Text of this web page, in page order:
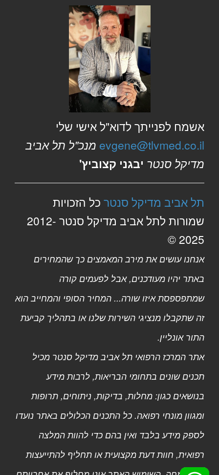
אשמח לפנייתך לדוא"ל אישי שלי
evgene@tlvmed.co.il מנכ"ל תל אביב
מדיקל סנטר יבגני קצוביץ'
תל אביב מדיקל סנטר כל הזכויות
שמורות לתל אביב מדיקל סנטר 2012-
2025 ©
אנחנו עושים את מירב המאמצים כך שהמחירים
באתר יהיו מעודכנים, אבל לפעמים קורה
שמתפספסת איזו שורה... המחיר הסופי והמחייב הוא
זה שתקבלו מנציגי השירות שלנו או בתהליך קביעת
התור אונליין.
אתר המרכז הרפואי תל אביב מדיקל סנטר מכיל
תכנים שונים בתחומי הבריאות, לרבות מידע
בנושאים כגון: מחלות, בדיקות, ניתוחים, תרופות
ומגוון מונחי רפואה. כל התכנים הכלולים באתר נועדו
לספק מידע בלבד ואין בהם כדי להוות המלצה
רפואית, חוות דעת מקצועית או תחליף להתייעצות